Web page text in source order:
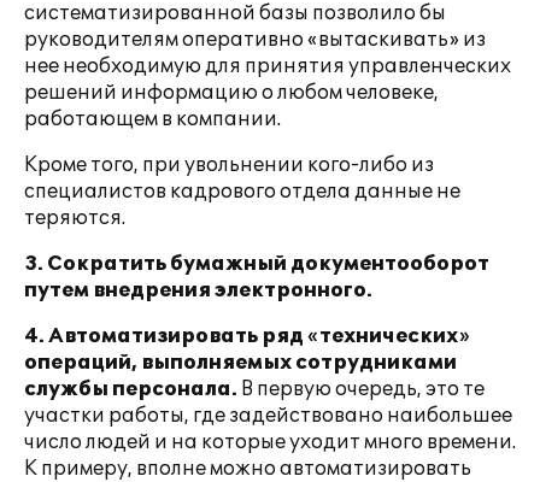
систематизированной базы позволило бы
руководителям оперативно «вытаскивать» из
нее необходимую для принятия управленческих
решений информацию о любом человеке,
работающем в компании.
Кроме того, при увольнении кого-либо из
специалистов кадрового отдела данные не
теряются.
3. Сократить бумажный документооборот
путем внедрения электронного.
4. Автоматизировать ряд «технических»
операций, выполняемых сотрудниками
службы персонала. В первую очередь, это те
участки работы, где задействовано наибольшее
число людей и на которые уходит много времени.
К примеру, вполне можно автоматизировать